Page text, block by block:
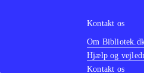
Kontakt os
Om
Hjælp og
Kontakt os